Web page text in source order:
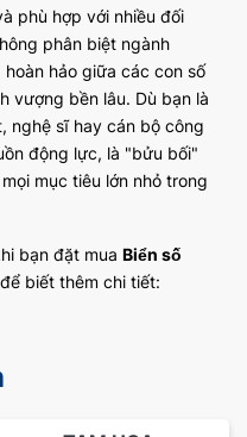
phù hợp với nhiều đối
phân biệt ngành
hảo giữa các con số
vượng bền lâu. Dù bạn là
nghệ sĩ hay cán bộ công
động lực, là "bửu bối"
mục tiêu lớn nhỏ trong
bạn đặt mua Biển số
biết thêm chi tiết: